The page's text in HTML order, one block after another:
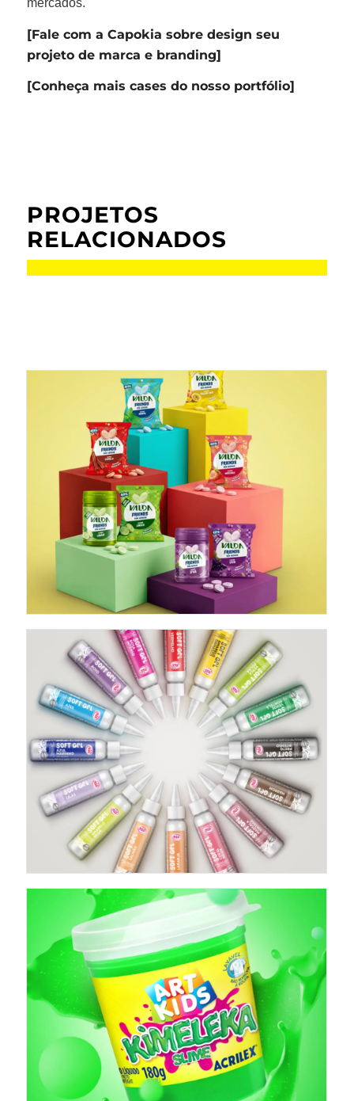
mercados.
[Fale com a Capokia sobre design seu
projeto de marca e branding]
[Conheça mais cases do nosso portfólio]
PROJETOS
RELACIONADOS